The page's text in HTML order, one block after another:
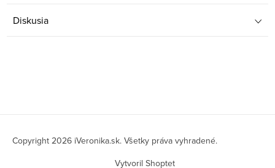
Diskusia
Vytvoril Shoptet
Copyright 2026 iVeronika.sk. Všetky práva vyhradené.